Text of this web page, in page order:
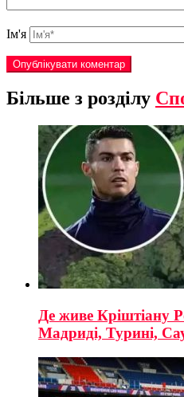
Ім'я
Більше з розділу
Де живе Кріштіану
Мадриді, Турині,